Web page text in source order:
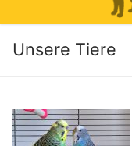
Unsere Tiere